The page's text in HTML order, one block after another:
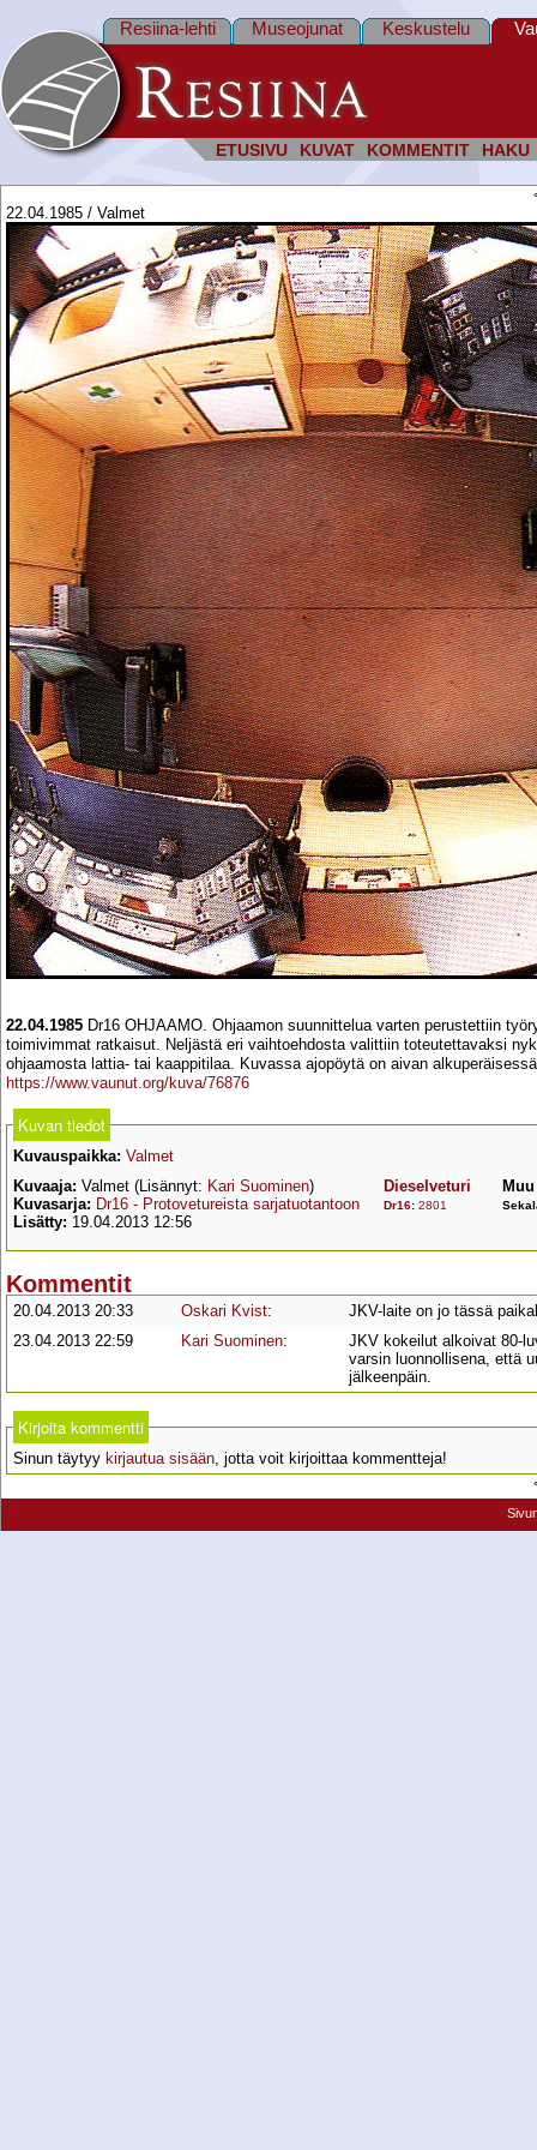
ETUSIVU KUVAT KOMMENTIT HAKU
Resiina-lehti Museojunat Keskustelu
22.04.1985 / Valmet
22.04.1985 Dr16 OHJAAMO. Ohjaamon suunnittelua varten perustettiin
toimivimmat ratkaisut. Neljästä eri vaihtoehdosta valittiin toteutettavaksi
ohjaamosta lattia- tai kaappitilaa. Kuvassa ajopöytä on aivan
https://www.vaunut.org/kuva/76876
Kuvan tiedot
Kuvauspaikka: Valmet
Kuvaaja: Valmet (Lisännyt: Kari Suominen)
Kuvasarja: Dr16 - Protovetureista sarjatuotantoon
Lisätty: 19.04.2013 12:56
Dieselveturi
Dr16: 2801
Kommentit
20.04.2013 20:33 Oskari Kvist:
JKV-laite on jo tässä
23.04.2013 22:59
Kari Suominen:
JKV kokeilut alkoivat 80-
varsin luonnollisena, että
jälkeenpäin.
Kirjoita kommentti
Sinun täytyy kirjautua sisään, jotta voit kirjoittaa kommentteja!